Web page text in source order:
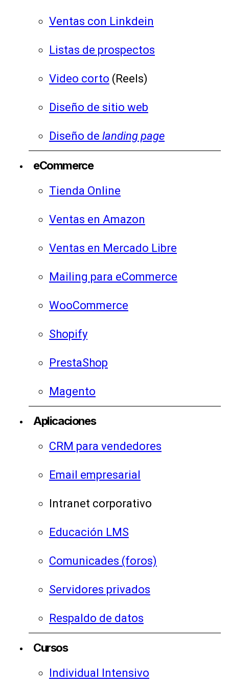
Ventas con Linkdein
Listas de prospectos
Video corto (Reels)
Diseño de sitio web
Diseño de landing page
eCommerce
Tienda Online
Ventas en Amazon
Ventas en Mercado Libre
Mailing para eCommerce
WooCommerce
Shopify
PrestaShop
Magento
Aplicaciones
CRM para vendedores
Email empresarial
Intranet corporativo
Educación LMS
Comunicades (foros)
Servidores privados
Respaldo de datos
Cursos
Individual Intensivo